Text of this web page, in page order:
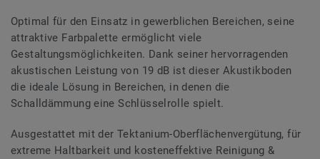
Optimal für den Einsatz in gewerblichen Bereichen, seine
attraktive Farbpalette ermöglicht viele
Gestaltungsmöglichkeiten. Dank seiner hervorragenden
akustischen Leistung von 19 dB ist dieser Akustikboden
die ideale Lösung in Bereichen, in denen die
Schalldämmung eine Schlüsselrolle spielt.
Ausgestattet mit der Tektanium-Oberflächenvergütung, für
extreme Haltbarkeit und kosteneffektive Reinigung &